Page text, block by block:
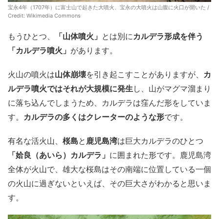
宝永4年（1707年）に富士山で起きた大噴火、宝永の大噴火は山腹に火口が開いた /
Credit: Wikimedia Commons
もうひとつ、 「山体噴火」 とは別にカルデラ形成を伴う
「カルデラ噴火」 があります。
火山の噴火は山体崩壊を引き起こすことがありますが、 カ
ルデラ噴火ではそれが大規模に発生し、山がマグマ溜まり
に落ち込んでしまうため、カルデラは窪んだ形をしていま
す。 カルデラの多くはクレーターのような形です。
有名な活火山、 桜島と 鹿児島湾は巨大カルデラのひとつ
「姶良（あいら）カルデラ」 に囲まれた形です。鹿児島湾
全体が火山で、雄大な桜島はその南端に位置している一個
の火山に過ぎないといえば、その巨大さがわかると思いま
す。